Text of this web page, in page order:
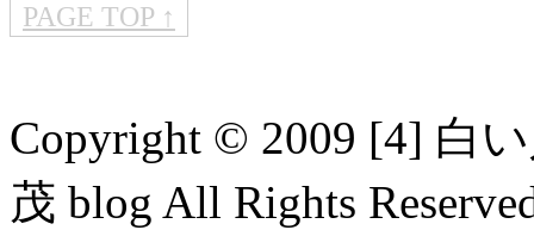
PAGE TOP ↑
Copyright © 2009 [4] 白
茂 blog All Rights